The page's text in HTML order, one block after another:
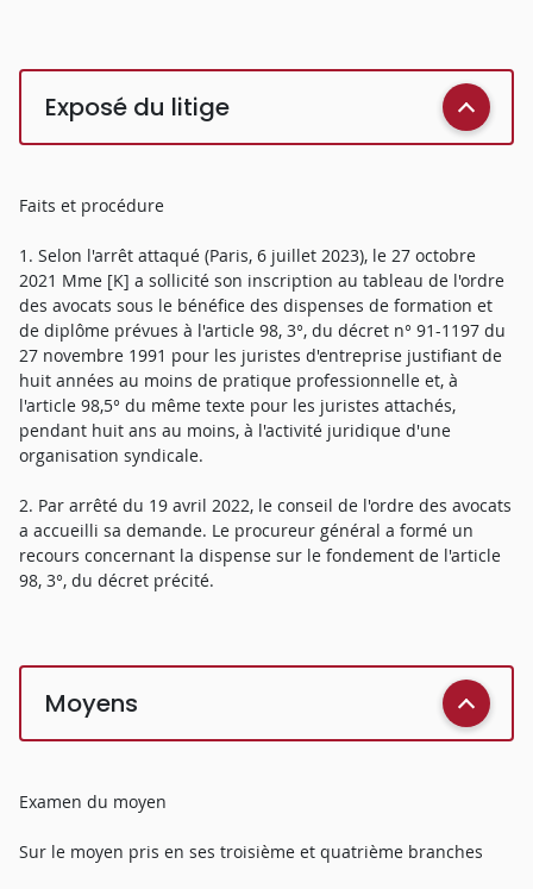
Exposé du litige
Faits et procédure
1. Selon l'arrêt attaqué (Paris, 6 juillet 2023), le 27 octobre
2021 Mme [K] a sollicité son inscription au tableau de l'ordre
des avocats sous le bénéfice des dispenses de formation et
de diplôme prévues à l'article 98, 3°, du décret n° 91-1197 du
27 novembre 1991 pour les juristes d'entreprise justifiant de
huit années au moins de pratique professionnelle et, à
l'article 98,5° du même texte pour les juristes attachés,
pendant huit ans au moins, à l'activité juridique d'une
organisation syndicale.
2. Par arrêté du 19 avril 2022, le conseil de l'ordre des avocats
a accueilli sa demande. Le procureur général a formé un
recours concernant la dispense sur le fondement de l'article
98, 3°, du décret précité.
Moyens
Examen du moyen
Sur le moyen pris en ses troisième et quatrième branches